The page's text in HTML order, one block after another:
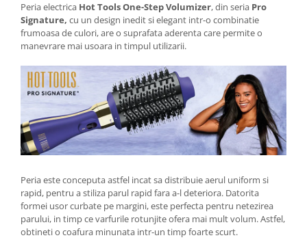
Alte suplimente nutritive
Uniforme si saboti medicali
Saboti medicali
Resigilate
Carti
Peria electrica Hot Tools One-Step Volumizer, din seria Pro
Signature, cu un design inedit si elegant intr-o combinatie
frumoasa de culori, are o suprafata aderenta care permite o
manevrare mai usoara in timpul utilizarii.
Peria este conceputa astfel incat sa distribuie aerul uniform si
rapid, pentru a stiliza parul rapid fara a-l deteriora. Datorita
formei usor curbate pe margini, este perfecta pentru netezirea
parului, in timp ce varfurile rotunjite ofera mai mult volum. Astfel,
obtineti o coafura minunata intr-un timp foarte scurt.